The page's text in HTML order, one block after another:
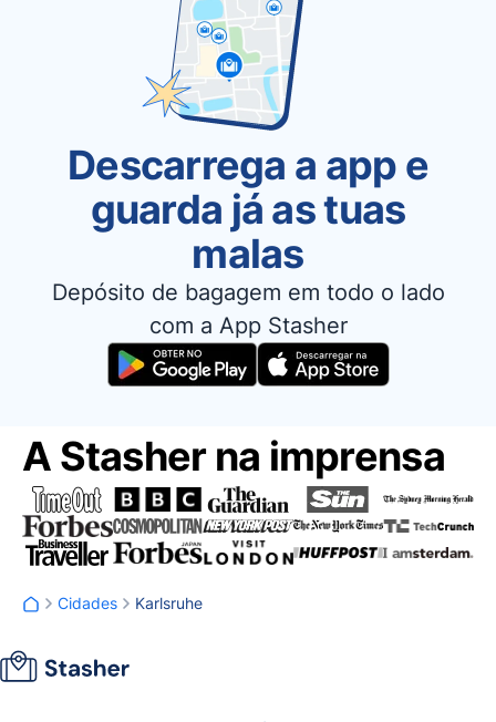
Descarrega a app e
guarda já as tuas
malas
Depósito de bagagem em todo o lado
com a App Stasher
A Stasher na imprensa
Cidades Karlsruhe